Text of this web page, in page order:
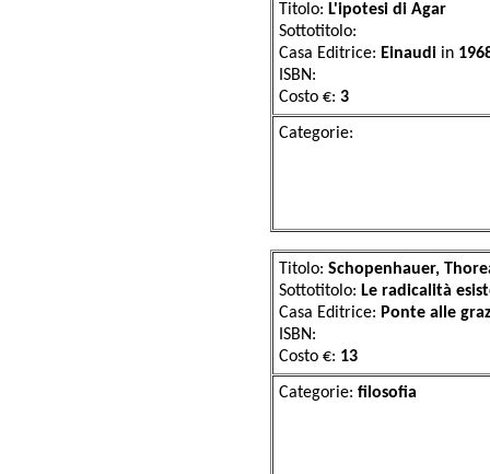
Titolo: L'ipotesi di Agar
Sottotitolo:
Casa Editrice: Einaudi in
ISBN:
Costo €: 3
Titolo: Schopenhauer,
Sottotitolo: Le radicalità
Casa Editrice: Ponte alle
ISBN:
Costo €: 13
Categorie: